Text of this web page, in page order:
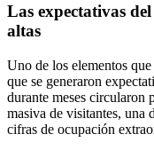
Las expectativas
altas
Uno de los elementos
que se generaron
durante meses circularon
masiva de visitantes, una
cifras de ocupación